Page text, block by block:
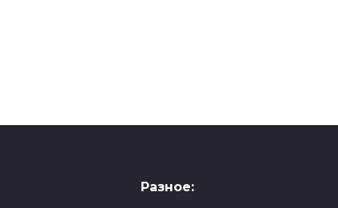
Разное: